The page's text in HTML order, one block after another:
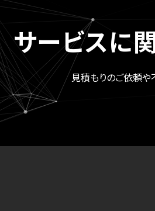
サービスに
見積もりのご依頼